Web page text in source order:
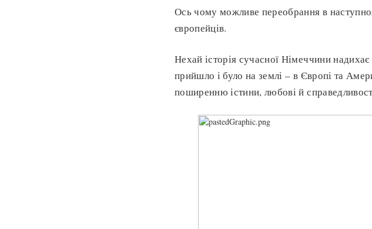
Ось чому можливе переобрання в
європейців.
Нехай історія сучасної Німеччини
прийшло і було на землі – в Європі та
поширенню істини, любові й